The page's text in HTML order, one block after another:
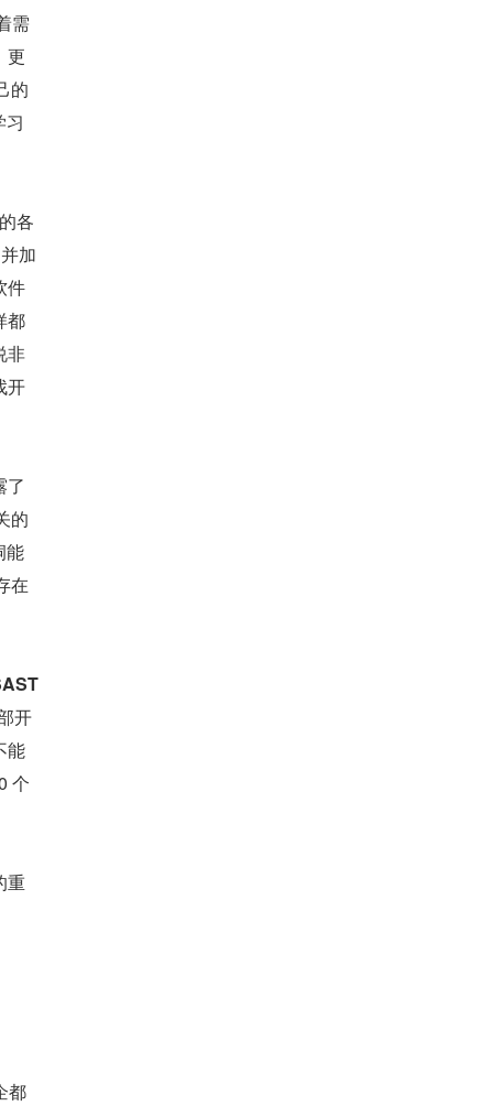
需
更
的
习
各
加
件
都
非
开
了
的
能
在
开
能
个
重
都